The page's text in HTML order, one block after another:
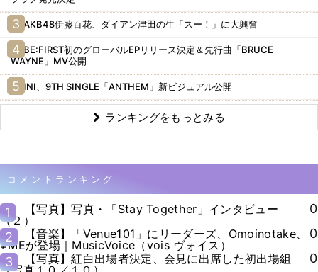
AKB48伊藤百花、ダイアン津田の生「スー！」に大興奮
BE:FIRST初のグローバルEPリリース決定＆先行曲「BRUCE
WAYNE」MV公開
INI、9TH SINGLE「ANTHEM」新ビジュアル公開
ランキングをもっとみる
コメントランキング
1
【写真】写真・「Stay Together」インタビュー
（２）
0
2
【音楽】「Venue101」にリーダーズ、Omoinotake、
≠MEが登場｜MusicVoice（vois ヴォイス）
0
3
【写真】紅白出場者決定、会見に出席した初出場組
0